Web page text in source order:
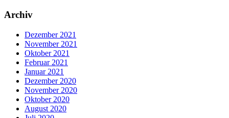
Archiv
Dezember 2021
November 2021
Oktober 2021
Februar 2021
Januar 2021
Dezember 2020
November 2020
Oktober 2020
August 2020